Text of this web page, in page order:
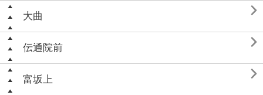
大曲 
伝通院前 
富坂上 